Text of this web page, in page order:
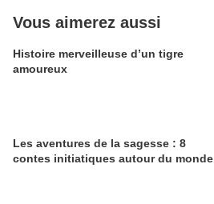
Vous aimerez aussi
Histoire merveilleuse d’un tigre
amoureux
Les aventures de la sagesse : 8
contes initiatiques autour du monde